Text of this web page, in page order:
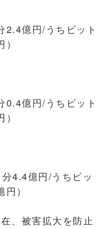
2.4億円/うちビット
0.4億円/うちビット
4.4億円/うちビッ
）
、被害拡大を防止